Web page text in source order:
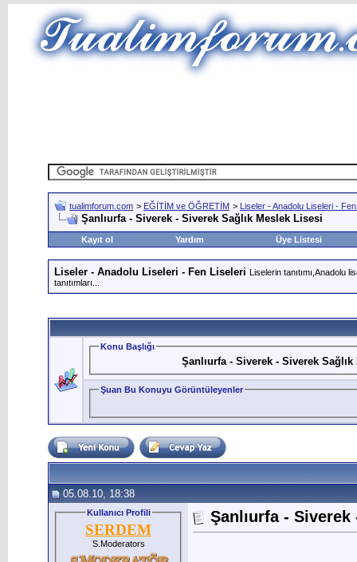
tualimforum.com > EĞİTİM ve ÖĞRETİM > Liseler - Anadolu Liseleri -
Şanlıurfa - Siverek - Siverek Sağlık Meslek Lisesi
Kayıt ol Yardım Üye Listesi
Liseler - Anadolu Liseleri - Fen Liseleri Liselerin tanıtımı,Anadolu
tanıtımları...
Konu Başlığı
Şanlıurfa - Siverek - Siverek
Şuan Bu Konuyu Görüntüleyenler
05.08.10, 18:38
Kullanıcı Profili
SERDEM
S.Moderators
Şanlıurfa -